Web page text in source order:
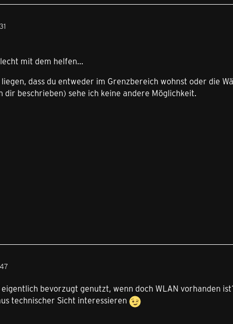
mit dem helfen...
dass du entweder im Grenzbereich wohnst oder die
dir beschrieben) sehe ich keine andere Möglichkeit.
eigentlich bevorzugt genutzt, wenn doch WLAN vorhanden
technischer Sicht interessieren